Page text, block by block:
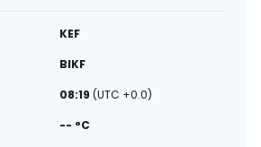
KEF
BIKF
08:19 (UTC +0.0)
-- °C